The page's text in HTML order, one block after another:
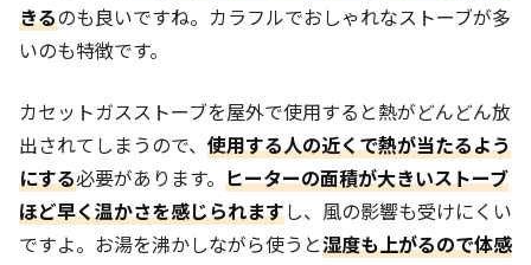
きるのも良いですね。カラフルでおしゃれなストーブが多
いのも特徴です。
カセットガスストーブを屋外で使用すると熱がどんどん放
出されてしまうので、 使用する人の近くで熱が当たるよう
にする必要があります。 ヒーターの面積が大きいストーブ
ほど早く温かさを感じられますし、風の影響も受けにくい
ですよ。お湯を沸かしながら使うと湿度も上がるので体感